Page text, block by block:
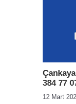
384 77
12 Mart